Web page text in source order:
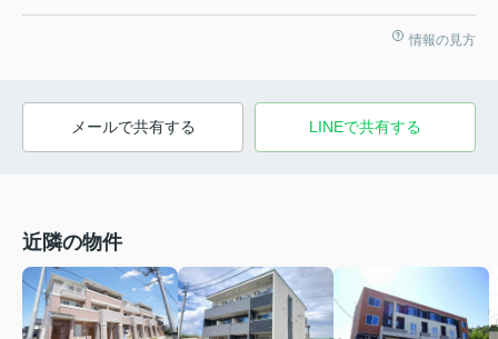
情報の見方
メールで共有する LINEで共有する
近隣の物件